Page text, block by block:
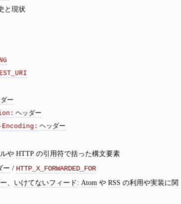
と現状
ー
ヘッダー
ヘッダー
やHTTP の引用符で括った構文要素
ー / HTTP_X_FORWARDED_FOR
いけてないフィード: Atom やRSS の利用や実装に関